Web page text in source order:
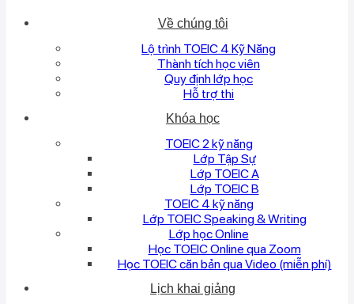
Về chúng tôi
Lộ trình TOEIC 4 Kỹ Năng
Thành tích học viên
Quy định lớp học
Hỗ trợ thi
Khóa học
TOEIC 2 kỹ năng
Lớp Tập Sự
Lớp TOEIC A
Lớp TOEIC B
TOEIC 4 kỹ năng
Lớp TOEIC Speaking & Writing
Lớp học Online
Học TOEIC Online qua Zoom
Học TOEIC căn bản qua Video (miễn phí)
Lịch khai giảng